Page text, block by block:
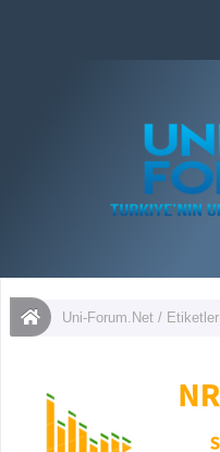
Uni-Forum.Net / Etiketler